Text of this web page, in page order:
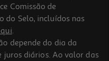
Comissão de
do Selo, incluídos nas
.
depende do dia da
juros diários. Ao valor das